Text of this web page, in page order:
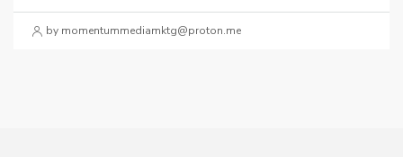
by momentummediamktg@proton.me